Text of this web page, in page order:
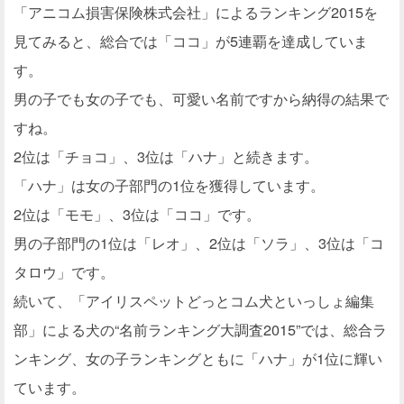
「アニコム損害保険株式会社」によるランキング2015を
見てみると、総合では「ココ」が5連覇を達成していま
す。
男の子でも女の子でも、可愛い名前ですから納得の結果で
すね。
2位は「チョコ」、3位は「ハナ」と続きます。
「ハナ」は女の子部門の1位を獲得しています。
2位は「モモ」、3位は「ココ」です。
男の子部門の1位は「レオ」、2位は「ソラ」、3位は「コ
タロウ」です。
続いて、「アイリスペットどっとコム犬といっしょ編集
部」による犬の“名前ランキング大調査2015”では、総合ラ
ンキング、女の子ランキングともに「ハナ」が1位に輝い
ています。